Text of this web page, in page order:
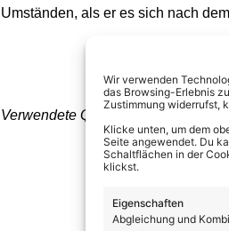
Wir verwenden
das Browsing-Erlebnis
Zustimmung widerrufst,
Klicke unten, um dem
Seite angewendet. Du
Schaltflächen in der
klickst.
Eigenschaften
Abgleichung und
Umständen, als er es sich nach
Verwendete Quellen: RTL